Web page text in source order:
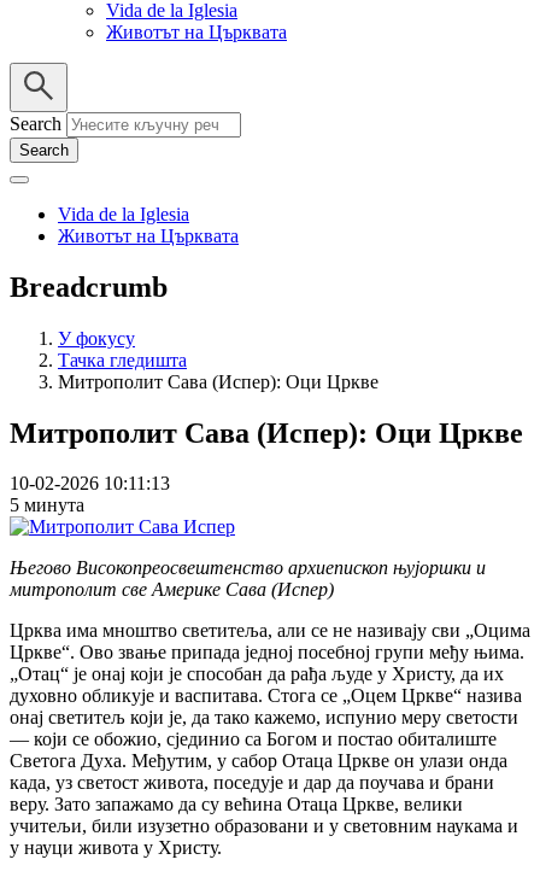
Vida de la Iglesia
Животът на Църквата
Search
Vida de la Iglesia
Животът на Църквата
Breadcrumb
У фокусу
Тачка гледишта
Митрополит Сава (Испер): Оци Цркве
Митрополит Сава (Испер): Оци Цркве
10-02-2026 10:11:13
5 минута
Његово Високопреосвештенство архиепископ њујоршки и
митрополит све Америке Сава (Испер)
Црква има мноштво светитеља, али се не називају сви „Оцима
Цркве“. Ово звање припада једној посебној групи међу њима.
„Отац“ је онај који је способан да рађа људе у Христу, да их
духовно обликује и васпитава. Стога се „Оцем Цркве“ назива
онај светитељ који је, да тако кажемо, испунио меру светости
— који се обожио, сјединио са Богом и постао обиталиште
Светога Духа. Међутим, у сабор Отаца Цркве он улази онда
када, уз светост живота, поседује и дар да поучава и брани
веру. Зато запажамо да су већина Отаца Цркве, велики
учитељи, били изузетно образовани и у световним наукама и
у науци живота у Христу.